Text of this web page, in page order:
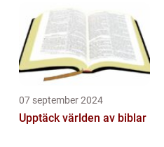
07 september 2024
Upptäck världen av biblar